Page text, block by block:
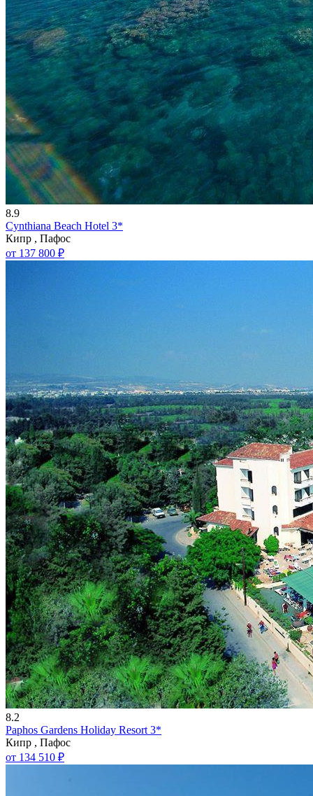
8.9
Cynthiana Beach Hotel 3*
Кипр , Пафос
от 137 800 ₽
8.2
Paphos Gardens Holiday Resort 3*
Кипр , Пафос
от 134 510 ₽